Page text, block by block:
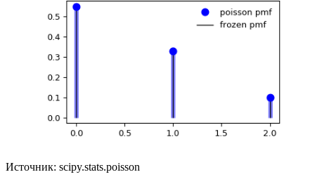
Источник: scipy.stats.poisson